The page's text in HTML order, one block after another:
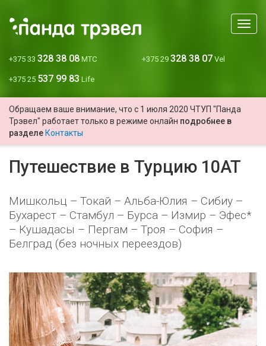
Меню
+375 33 328 38 08 МТС +375 29 328 38 07 Vel
+375 25 537 99 83 Life
Обращаем ваше внимание, что с 1 июля 2020 ЧТУП "Панда
Трэвел" работает только в режиме онлайн подробнее в
разделе Контакты
Путешествие в Турцию 10AT
Мишкольц – Токай – Альба-Юлия – Сибиу –
Бухарест – Стамбул – Бурса – Измир – Эфес*
– Кушадасы – Пергам – Троя – София –
Белград (без ночных переездов)